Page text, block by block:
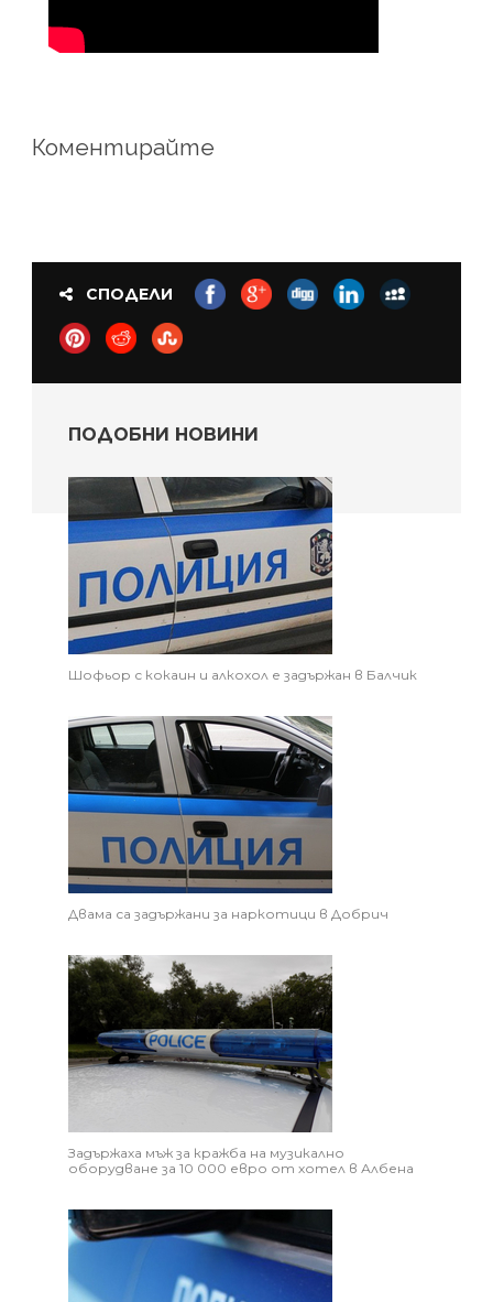
Коментирайте
СПОДЕЛИ
ПОДОБНИ НОВИНИ
Шофьор с кокаин и алкохол е задържан в Балчик
Двама са задържани за наркотици в Добрич
Задържаха мъж за кражба на музикално
оборудване за 10 000 евро от хотел в Албена